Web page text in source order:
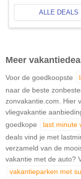
ALLE DEALS
Meer
Voor de goedkoopste
naar de beste
zonvakantie.com. Hier
vliegvakantie
goedkope
last minute
deals vind je met
verzameld van de
vakantie met de auto?
vakantieparken met